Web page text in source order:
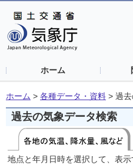
ホーム
ホーム > 各種データ・資料 > 過
過去の気象データ検索
地点と年月日時を選択して、表